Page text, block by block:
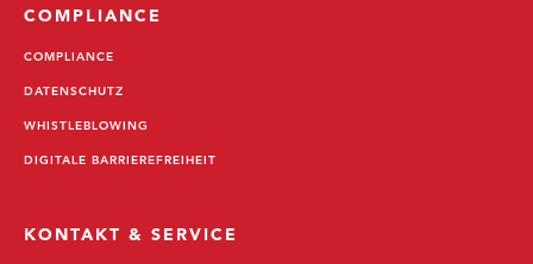
COMPLIANCE
COMPLIANCE
DATENSCHUTZ
WHISTLEBLOWING
DIGITALE BARRIEREFREIHEIT
KONTAKT & SERVICE